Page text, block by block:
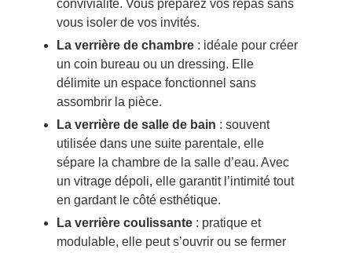
convivialité. Vous préparez vos repas sans
vous isoler de vos invités.
La verrière de chambre: idéale pour créer
un coin bureau ou un dressing. Elle
délimite un espace fonctionnel sans
assombrir la pièce.
La verrière de salle de bain : souvent
utilisée dans une suite parentale, elle
sépare la chambre de la salle d’eau. Avec
un vitrage dépoli, elle garantit l’intimité tout
en gardant le côté esthétique.
La verrière coulissante: pratique et
modulable, elle peut s’ouvrir ou se fermer